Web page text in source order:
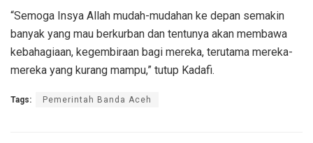
“Semoga Insya Allah mudah-mudahan ke depan semakin
banyak yang mau berkurban dan tentunya akan membawa
kebahagiaan, kegembiraan bagi mereka, terutama mereka-
mereka yang kurang mampu,” tutup Kadafi.
Tags: Pemerintah Banda Aceh